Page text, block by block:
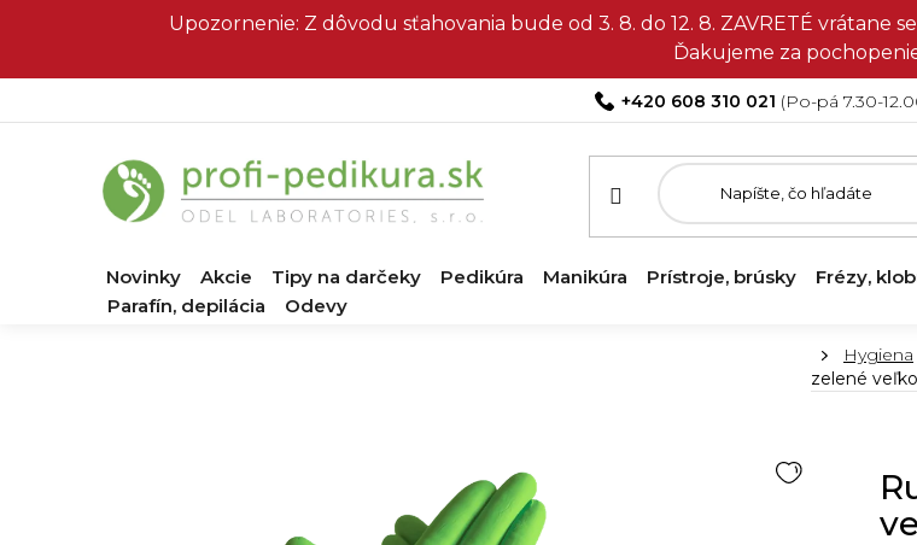
Upozornenie: Z dôvodu sťahovania bude od 3. 8. do 12. 8. ZAVRETÉ
Ďakujeme za
+420 608 310 021
Novinky Akcie Tipy na darčeky Pedikúra Manikúra Prístroje, brúsky Frézy,
Parafín, depilácia
Odevy
DomovHygiena
zelené